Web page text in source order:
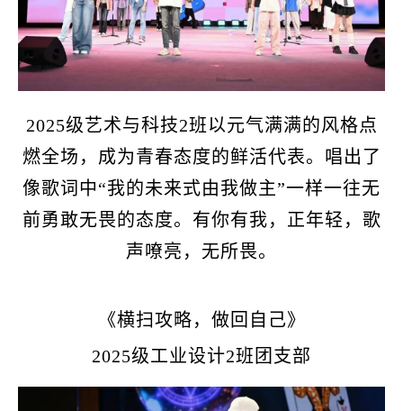
2025级艺术与科技2班以元气满满的风格点
燃全场，成为青春态度的鲜活代表。唱出了
像歌词中“我的未来式由我做主”一样一往无
前勇敢无畏的态度。有你有我，正年轻，歌
声嘹亮，无所畏。
《横扫攻略，做回自己》
2025级工业设计2班团支部